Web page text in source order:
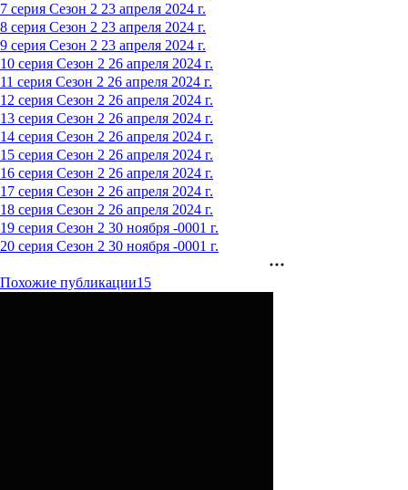
7 серия Сезон 2 23 апреля 2024 г.
8 серия Сезон 2 23 апреля 2024 г.
9 серия Сезон 2 23 апреля 2024 г.
10 серия Сезон 2 26 апреля 2024 г.
11 серия Сезон 2 26 апреля 2024 г.
12 серия Сезон 2 26 апреля 2024 г.
13 серия Сезон 2 26 апреля 2024 г.
14 серия Сезон 2 26 апреля 2024 г.
15 серия Сезон 2 26 апреля 2024 г.
16 серия Сезон 2 26 апреля 2024 г.
17 серия Сезон 2 26 апреля 2024 г.
18 серия Сезон 2 26 апреля 2024 г.
19 серия Сезон 2 30 ноября -0001 г.
20 серия Сезон 2 30 ноября -0001 г.
Похожие публикации15